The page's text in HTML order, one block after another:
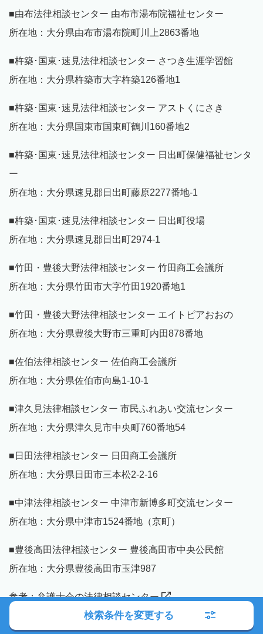
■由布法律相談センター 由布市湯布院福祉センター
所在地：大分県由布市湯布院町川上2863番地
■杵築･国東･速見法律相談センター さつき生涯学習館
所在地：大分県杵築市大字杵築126番地1
■杵築･国東･速見法律相談センター アストくにさき
所在地：大分県国東市国東町鶴川160番地2
■杵築･国東･速見法律相談センター 日出町保健福祉センタ
ー
所在地：大分県速見郡日出町藤原2277番地-1
■杵築･国東･速見法律相談センター 日出町役場
所在地：大分県速見郡日出町2974-1
■竹田・豊後大野法律相談センター 竹田商工会議所
所在地：大分県竹田市大字竹田1920番地1
■竹田・豊後大野法律相談センター エイトピアおおの
所在地：大分県豊後大野市三重町内田878番地
■佐伯法律相談センター 佐伯商工会議所
所在地：大分県佐伯市向島1-10-1
■津久見法律相談センター 市民ふれあい交流センター
所在地：大分県津久見市中央町760番地54
■日田法律相談センター 日田商工会議所
所在地：大分県日田市三本松2-2-16
■中津法律相談センター 中津市新博多町交流センター
所在地：大分県中津市1524番地（京町）
■豊後高田法律相談センター 豊後高田市中央公民館
所在地：大分県豊後高田市玉津987
参考：弁護士会の法律相談センター
検索条件を変更する